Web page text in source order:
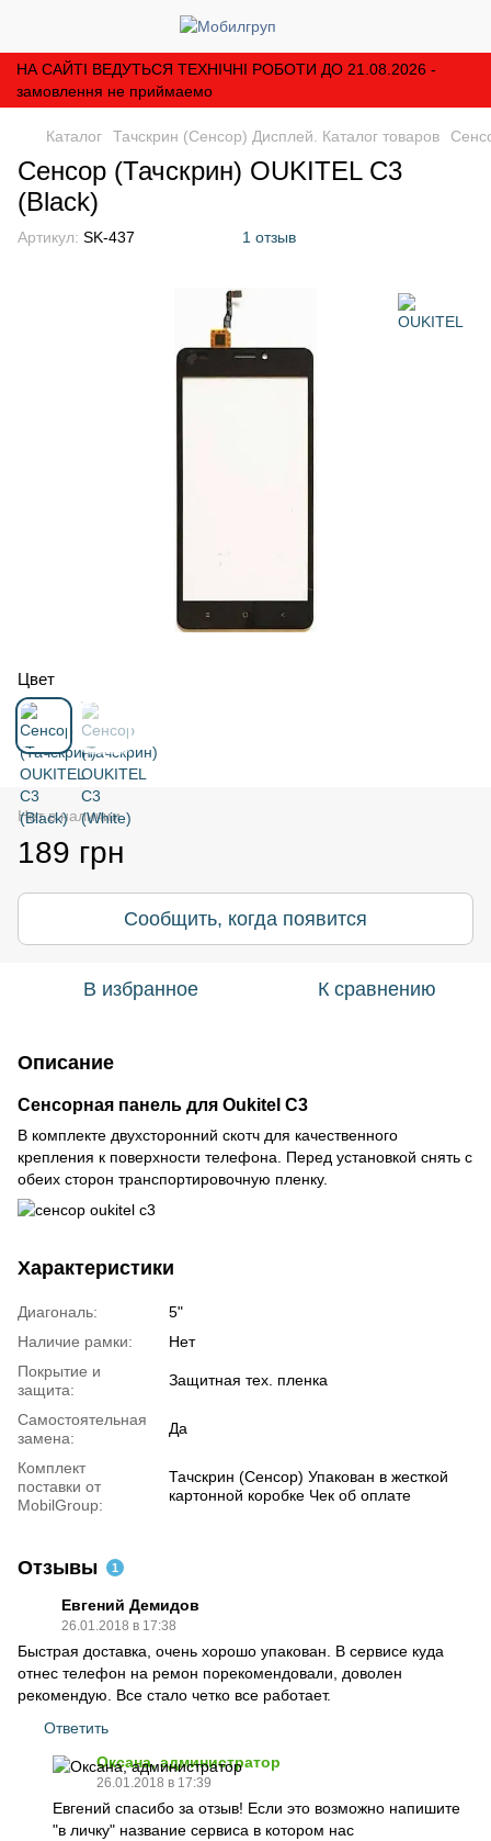
НА САЙТІ ВЕДУТЬСЯ ТЕХНІЧНІ РОБОТИ ДО 21.08.2026 -
замовлення не приймаемо
Каталог Тачскрин (Сенсор) Дисплей. Каталог товаров
Сенсор (Тачскрин) OUKITEL C3
(Black)
Артикул: SK-437 1 отзыв
Цвет
Нет в наличии
189 грн
Сообщить, когда появится
В избранное К сравнению
Описание
Сенсорная панель для Oukitel C3
В комплекте двухсторонний скотч для качественного
крепления к поверхности телефона. Перед установкой снять с
обеих сторон транспортировочную пленку.
Характеристики
Диагональ:
5"
Наличие рамки:
Нет
Покрытие и
защита:
Защитная тех. пленка
Самостоятельная
замена:
Да
Комплект
поставки от
MobilGroup:
Тачскрин (Сенсор) Упакован в жесткой
картонной коробке Чек об оплате
Отзывы 1
Евгений Демидов
26.01.2018 в 17:38
Быстрая доставка, очень хорошо упакован. В сервисе куда
отнес телефон на ремон порекомендовали, доволен
рекомендую. Все стало четко все работает.
Ответить
Оксана, администратор
26.01.2018 в 17:39
Евгений спасибо за отзыв! Если это возможно напишите
"в личку" название сервиса в котором нас